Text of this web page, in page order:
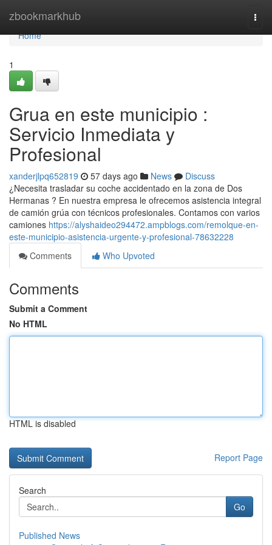
zbookmarkhub
Home
Home
1
Grua en este municipio :
Servicio Inmediata y
Profesional
xanderjlpq652819 57 days ago News
Discuss
¿Necesita trasladar su coche accidentado en la zona de Dos
Hermanas ? En nuestra empresa le ofrecemos asistencia integral
de camión grúa con técnicos profesionales. Contamos con varios
camiones https://alyshaideo294472.ampblogs.com/remolque-en-
este-municipio-asistencia-urgente-y-profesional-78632228
Comments
Who Upvoted
Comments
Submit a Comment
No HTML
HTML is disabled
Report Page
Search
Go
Published News